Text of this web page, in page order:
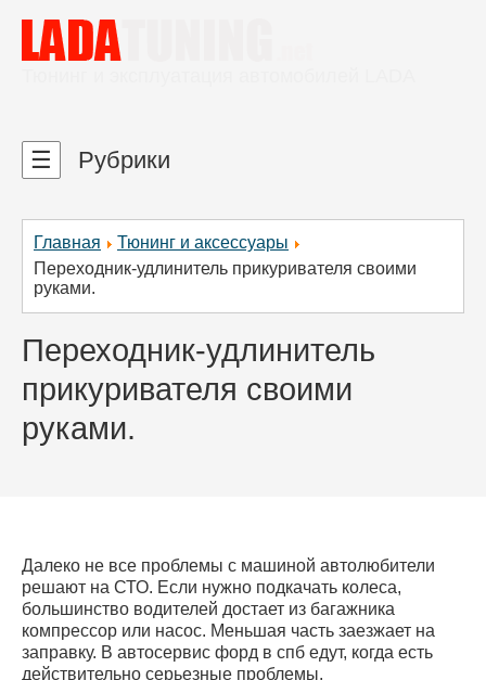
Главная
Тюнинг и аксессуары
Переходник-удлинитель прикуривателя своими
руками.
Переходник-удлинитель
прикуривателя своими
руками.
Далеко не все проблемы с машиной автолюбители
решают на СТО. Если нужно подкачать колеса,
большинство водителей достает из багажника
компрессор или насос. Меньшая часть заезжает на
заправку. В автосервис форд в спб едут, когда есть
действительно серьезные проблемы.
☰ Рубрики